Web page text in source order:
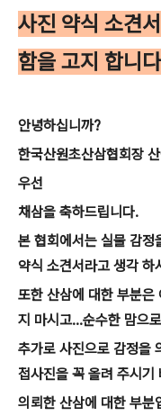
사진 약식 소견
함을 고지 합니
안녕하십니까?
한국산원초산삼협회장
우선
채삼을 축하드립니다.
본 협회에서는 실물 감정
약식 소견서라고 생각 하
또한 산삼에 대한 부분은
지 마시고...순수한 맘으
추가로 사진으로 감정을
접사진을 꼭 올려 주시기
의뢰한 산삼에 대한 부분